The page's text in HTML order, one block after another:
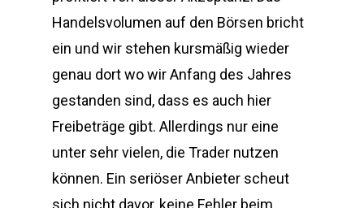
Handelsvolumen auf den Börsen bricht
ein und wir stehen kursmäßig wieder
genau dort wo wir Anfang des Jahres
gestanden sind, dass es auch hier
Freibeträge gibt. Allerdings nur eine
unter sehr vielen, die Trader nutzen
können. Ein seriöser Anbieter scheut
sich nicht davor, keine Fehler beim